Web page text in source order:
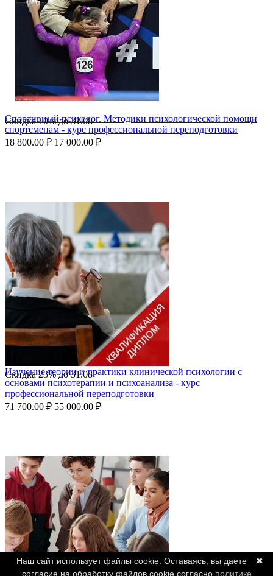
Скидка10%до31.08
Спортивный психолог. Методики психологической помощи
спортсменам - курс профессиональной переподготовки
18 800.00 ₽ 17 000.00 ₽
Скидка23%до31.08
Изучение теории и практики клинической психологии с
основами психотерапии и психоанализа - курс
профессиональной переподготовки
71 700.00 ₽ 55 000.00 ₽
✖
Наш сайт использует файлы cookie. Оставаясь, вы даете
согласие на обработку файлов cookie согласно политике